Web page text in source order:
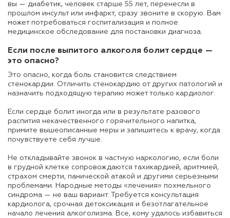
вы — диабетик, человек старше 55 лет, перенесли в
прошлом инсульт или инфаркт, сразу звоните в скорую. Вам
может потребоваться госпитализация и полное
медицинское обследование для постановки диагноза.
Если после выпитого алкоголя болит сердце —
это опасно?
Это опасно, когда боль становится следствием
стенокардии. Отличить стенокардию от других патологий и
назначить подходящую терапию может только кардиолог.
Если сердце болит иногда или в результате разового
распития некачественного горячительного напитка,
примите вышеописанные меры и запишитесь к врачу, когда
почувствуете себя лучше.
Не откладывайте звонок в частную наркологию, если боли
в грудной клетке сопровождаются тахикардией, аритмией,
страхом смерти, панической атакой и другими серьезными
проблемами. Народные методы «лечения» похмельного
синдрома — не ваш вариант. Требуется консультация
кардиолога, срочная детоксикация и безотлагательное
начало лечения алкоголизма. Все, кому удалось избавиться